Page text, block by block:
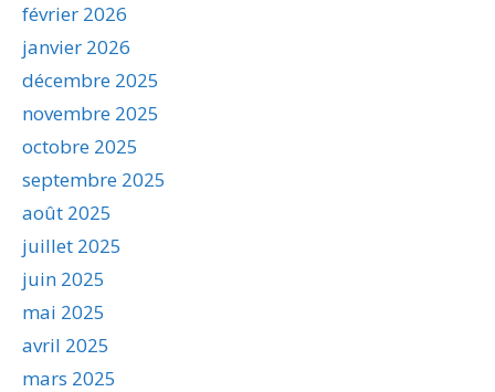
février 2026
janvier 2026
décembre 2025
novembre 2025
octobre 2025
septembre 2025
août 2025
juillet 2025
juin 2025
mai 2025
avril 2025
mars 2025